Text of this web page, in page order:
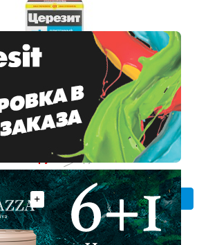
14 Extra - Универсальный клей
микроволокнами Fibre Force
1050 руб 1 050 руб
Купить